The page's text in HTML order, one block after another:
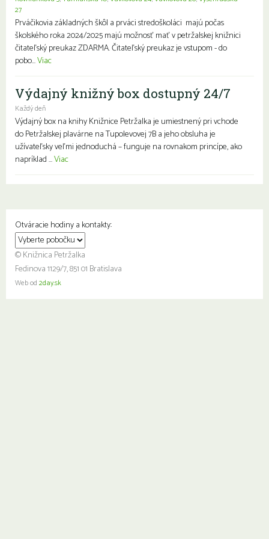
27
Prváčikovia základných škôl a prváci stredoškoláci majú počas
školského roka 2024/2025 majú možnosť mať v petržalskej knižnici
čitateľský preukaz ZDARMA. Čitateľský preukaz je vstupom - do
pobo...Viac
Výdajný knižný box dostupný 24/7
Každý deň
Výdajný box na knihy Knižnice Petržalka je umiestnený pri vchode
do Petržalskej plavárne na Tupolevovej 7B a jeho obsluha je
užívateľsky veľmi jednoduchá – funguje na rovnakom princípe, ako
napríklad ...Viac
Otváracie hodiny a kontakty:
© Knižnica Petržalka
Fedinova 1129/7, 851 01 Bratislava
Web od 2day.sk